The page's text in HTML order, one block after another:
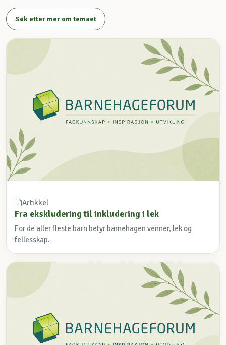
Søk etter mer om temaet
Artikkel
Fra ekskludering til inkludering i lek
For de aller fleste barn betyr barnehagen venner, lek og
fellesskap.